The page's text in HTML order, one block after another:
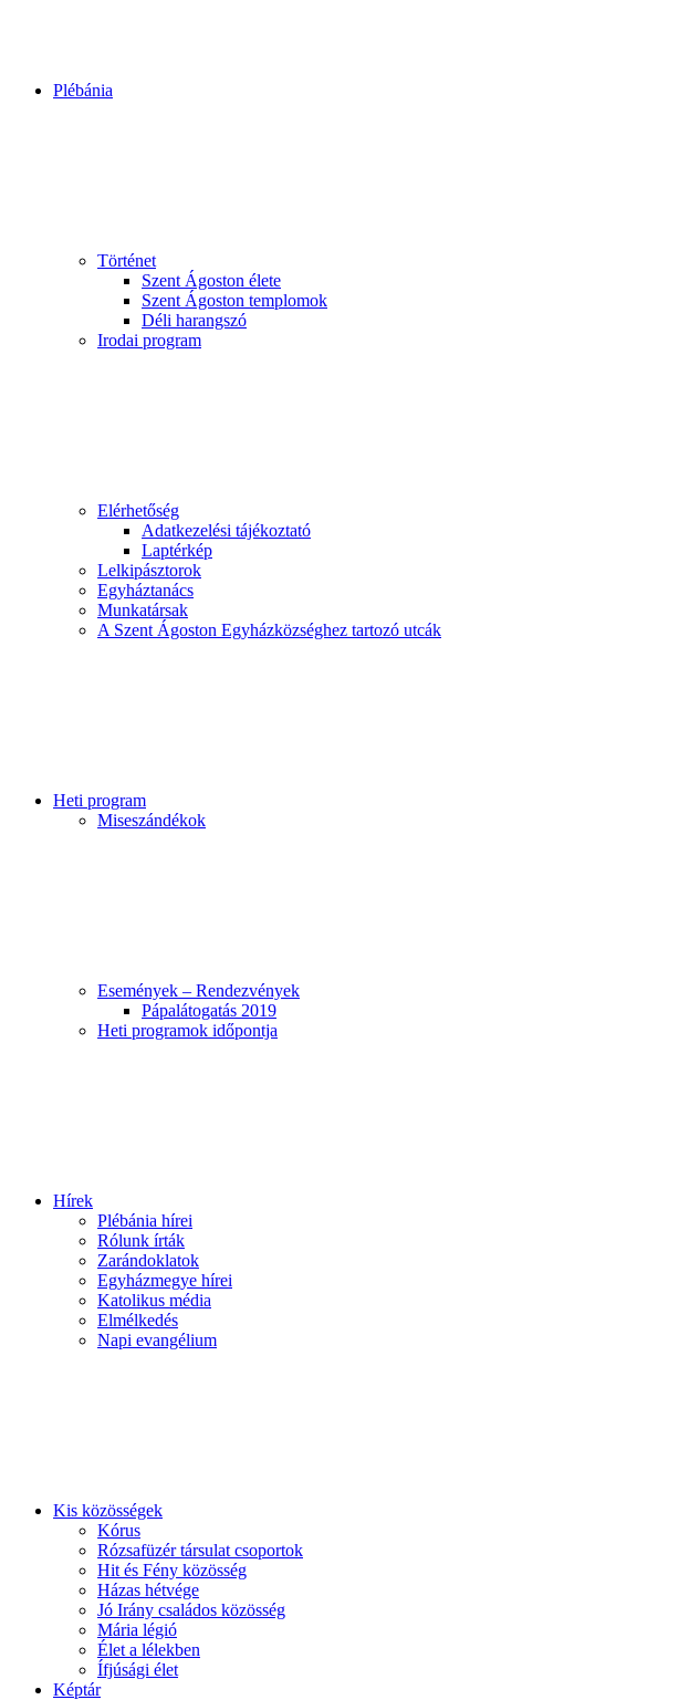
Plébánia
Történet
Szent Ágoston élete
Szent Ágoston templomok
Déli harangszó
Irodai program
Elérhetőség
Adatkezelési tájékoztató
Laptérkép
Lelkipásztorok
Egyháztanács
Munkatársak
A Szent Ágoston Egyházközséghez tartozó utcák
Heti program
Miseszándékok
Események – Rendezvények
Pápalátogatás 2019
Heti programok időpontja
Hírek
Plébánia hírei
Rólunk írták
Zarándoklatok
Egyházmegye hírei
Katolikus média
Elmélkedés
Napi evangélium
Kis közösségek
Kórus
Rózsafüzér társulat csoportok
Hit és Fény közösség
Házas hétvége
Jó Irány családos közösség
Mária légió
Élet a lélekben
Ífjúsági élet
Képtár